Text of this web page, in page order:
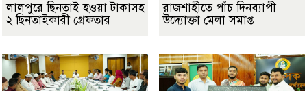
লালপুরে ছিনতাই হওয়া টাকাসহ
২ ছিনতাইকারী গ্রেফতার
রাজশাহীতে পাঁচ দিনব্যাপী
উদ্যোক্তা মেলা সমাপ্ত